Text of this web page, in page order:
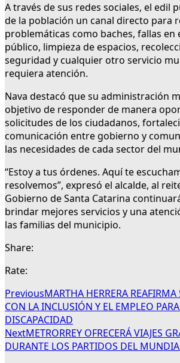
A través de sus redes sociales, el edil
de la población un canal directo para
problemáticas como baches, fallas en
público, limpieza de espacios,
seguridad y cualquier otro servicio
requiera atención.
Nava destacó que su administración
objetivo de responder de manera
solicitudes de los ciudadanos,
comunicación entre gobierno y
las necesidades de cada sector del
“Estoy a tus órdenes. Aquí te
resolvemos”, expresó el alcalde, al
Gobierno de Santa Catarina
brindar mejores servicios y una
las familias del municipio.
Share:
Rate:
PreviousMARTHA HERRERA
CON LA INCLUSIÓN Y EL EMPLEO
DISCAPACIDAD
NextMETRORREY OFRECERÁ VIAJES
DURANTE LOS PARTIDOS DEL